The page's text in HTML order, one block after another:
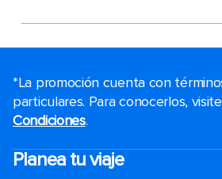
*La promoción cuenta con
particulares. Para conocerlos, visite
Condiciones.
Planea tu viaje